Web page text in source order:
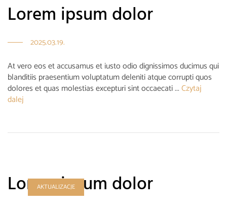
Lorem ipsum dolor
2025.03.19.
At vero eos et accusamus et iusto odio dignissimos ducimus qui
blanditiis praesentium voluptatum deleniti atque corrupti quos
dolores et quas molestias excepturi sint occaecati ...Czytaj
dalej
AKTUALIZACJE
Lorem ipsum dolor